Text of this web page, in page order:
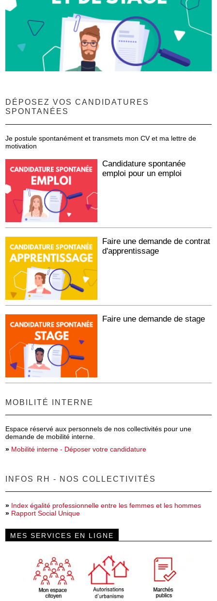
DÉPOSEZ VOS CANDIDATURES
SPONTANÉES
Je postule spontanément et transmets mon CV et ma lettre de
motivation
Candidature spontanée
emploi pour un emploi
Faire une demande de contrat
d'apprentissage
Faire une demande de stage
MOBILITÉ INTERNE
Espace réservé aux personnels de nos collectivités pour une
demande de mobilité interne.
» Mobilité interne - Déposer votre candidature
INFOS RH - NOS COLLECTIVITÉS
» Index égalité professionnelle entre les femmes et les hommes
» Rapport Social Unique
MES SERVICES EN LIGNE